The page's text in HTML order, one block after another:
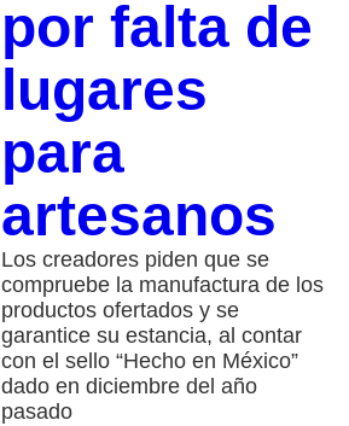
por falta de
lugares
para
artesanos
Los creadores piden que se
compruebe la manufactura de los
productos ofertados y se
garantice su estancia, al contar
con el sello “Hecho en México”
dado en diciembre del año
pasado